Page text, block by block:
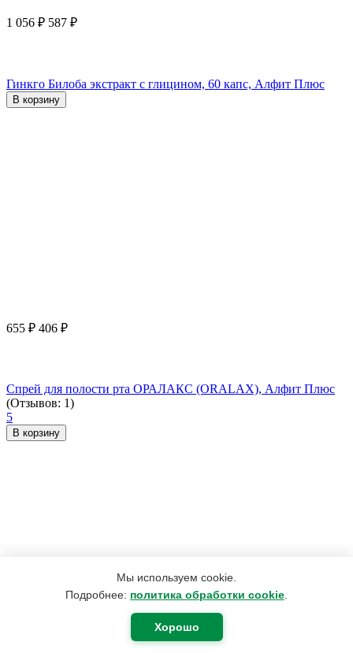
Мы используем cookie.
Подробнее: политика обработки cookie
Хорошо
1 056 ₽ 587 ₽
Гинкго Билоба экстракт с глицином, 60 капс, Алфит Плюс
В корзину
655 ₽ 406 ₽
Спрей для полости рта ОРАЛАКС (ORALAX), Алфит Плюс
(Отзывов: 1)
5
В корзину